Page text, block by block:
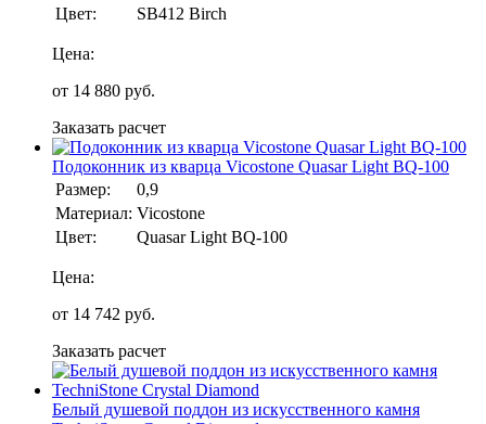
Цвет:
SB412 Birch
Цена:
от 14 880 руб.
Заказать расчет
Подоконник из кварца Vicostone Quasar Light BQ-100
Размер:
0,9
Материал: Vicostone
Цвет:
Quasar Light BQ-100
Цена:
от 14 742 руб.
Заказать расчет
Белый душевой поддон из искусственного камня